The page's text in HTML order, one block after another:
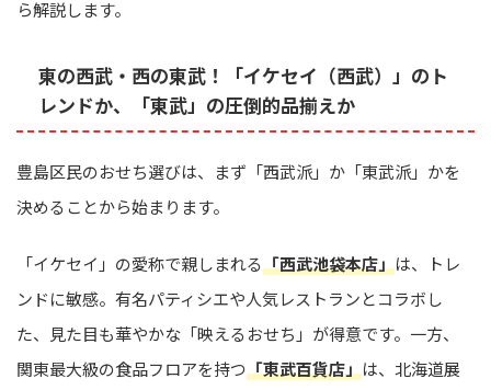
ら解説します。
東の西武・西の東武！「イケセイ（西武）」のト
レンドか、「東武」の圧倒的品揃えか
豊島区民のおせち選びは、まず「西武派」か「東武派」かを
決めることから始まります。
「イケセイ」の愛称で親しまれる「西武池袋本店」は、トレ
ンドに敏感。有名パティシエや人気レストランとコラボし
た、見た目も華やかな「映えるおせち」が得意です。一方、
関東最大級の食品フロアを持つ「東武百貨店」は、北海道展